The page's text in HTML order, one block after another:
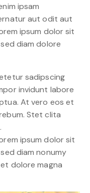
ipsam
aut odit aut
ipsum dolor sit
diam dolore
sadipscing
invidunt labore
At vero eos et
Stet clita
ipsum dolor sit
diam nonumy
dolore magna